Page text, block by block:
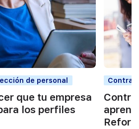
de personal
que tu empresa
los perfiles